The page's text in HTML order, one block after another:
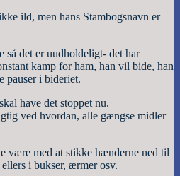
ild, men hans Stambogsnavn er
så det er uudholdeligt- det har
kamp for ham, han vil bide, han
pauser i bideriet.
have det stoppet nu.
ved hvordan, alle gængse midler
være med at stikke hænderne ned til
i bukser, ærmer osv.